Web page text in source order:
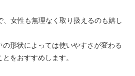
女性も無理なく取り扱えるのも嬉し
形状によっては使いやすさが変わる
をおすすめします。